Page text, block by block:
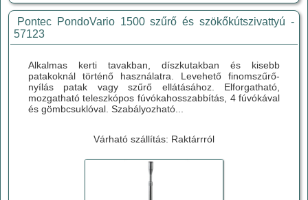
Pontec PondoVario 1500 szűrő és szökőkútszivattyú -
57123
Alkalmas kerti tavakban, díszkutakban és kisebb
patakoknál történő használatra. Levehető finomszűrő-
nyílás patak vagy szűrő ellátásához. Elforgatható,
mozgatható teleszkópos fúvókahosszabbítás, 4 fúvókával
és gömbcsuklóval. Szabályozható...
Várható szállítás: Raktárrról